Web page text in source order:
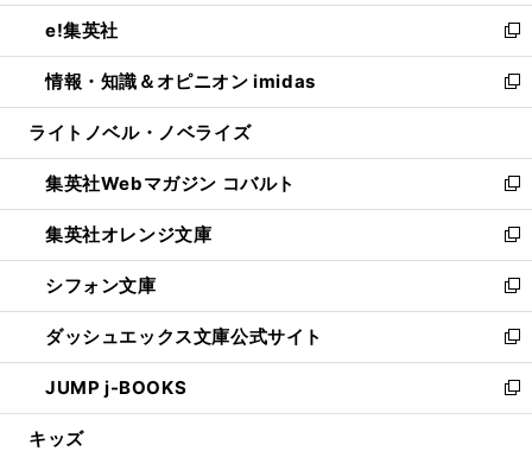
開
く
ウ
で
開
く
ン
ド
ウ
で
開
ウ
ィ
ン
ド
ウ
開
く
し
い
ウ
ィ
ン
ウ
で
開
く
e!集英社
新
し
い
ウ
ン
ド
ウ
で
開
く
情報・知識＆オピニオン imidas
新
し
ウ
ィ
ン
ド
ウ
で
開
く
ライトノベル・ノベライズ
集英社Webマガジン コバルト
新
し
い
ウ
ィ
ン
ド
ウ
で
開
集英社オレンジ文庫
新
し
い
ウ
ィ
ン
ド
ウ
シフォン文庫
新
し
い
ウ
ィ
ン
ダッシュエックス文庫公式サイト
新
し
い
ウ
JUMP j-BOOKS
新
し
キッズ